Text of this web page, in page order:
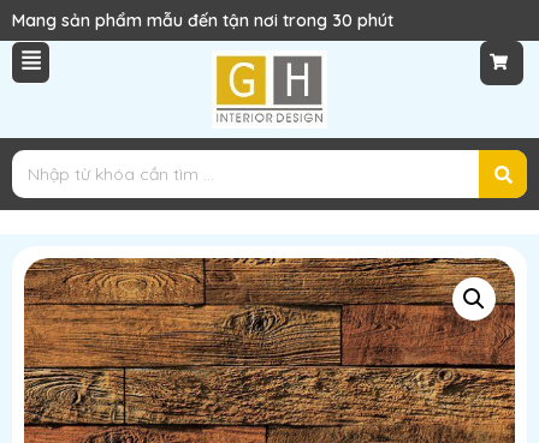
tận nơi trong 30 phút Liên hệ ngay